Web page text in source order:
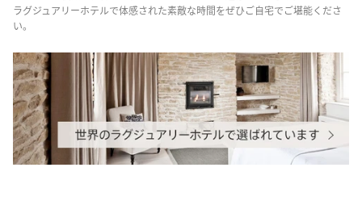
ラグジュアリーホテルで体感された素敵な時間をぜひご自宅でご堪能くださ
い。